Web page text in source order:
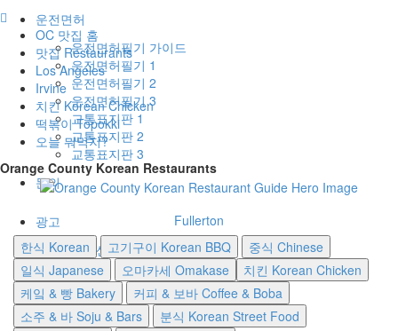
운전면허
운전면허필기 가이드
운전면허필기 1
운전면허필기 2
운전면허필기 3
교통표지판 1
교통표지판 2
교통표지판 3
문의
광고
광고센터
OC 맛집 홈
맛집 Restaurants
Los Angeles
Irvine
치킨 Korean Chicken
떡볶이 Topokki
오늘 뭐먹지?
Orange County Korean Restaurants
Fullerton
한식 Korean
고기구이 Korean BBQ
중식 Chinese
일식 Japanese
오마카세 Omakase
치킨 Korean Chicken
케잌 & 빵 Bakery
커피 & 보바 Coffee & Boba
소주 & 바 Soju & Bars
분식 Korean Street Food